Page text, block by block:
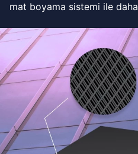
mat boyama sistemi ile